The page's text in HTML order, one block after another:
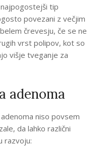
tip
povezani z večjim
črevesju, če se ne
vrst polipov, kot so
višje tveganje za
adenoma
niso povsem
da lahko različni
razvoju: